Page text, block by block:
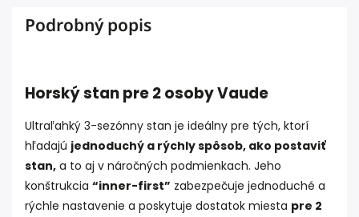
Podrobný popis
Horský stan pre 2 osoby Vaude
Ultraľahký 3-sezónny stan je ideálny pre tých, ktorí
hľadajú jednoduchý a rýchly spôsob, ako postaviť
stan, a to aj v náročných podmienkach. Jeho
konštrukcia “inner-first” zabezpečuje jednoduché a
rýchle nastavenie a poskytuje dostatok miesta pre 2